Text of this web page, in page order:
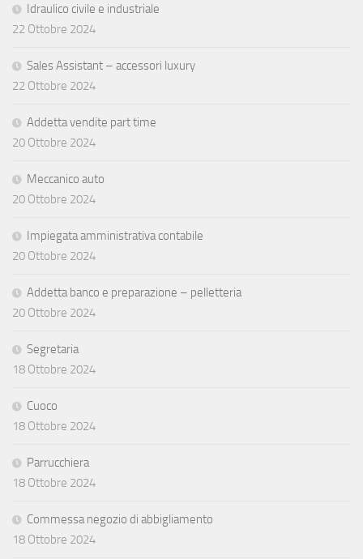
Idraulico civile e industriale
22 Ottobre 2024
Sales Assistant – accessori luxury
22 Ottobre 2024
Addetta vendite part time
20 Ottobre 2024
Meccanico auto
20 Ottobre 2024
Impiegata amministrativa contabile
20 Ottobre 2024
Addetta banco e preparazione – pelletteria
20 Ottobre 2024
Segretaria
18 Ottobre 2024
Cuoco
18 Ottobre 2024
Parrucchiera
18 Ottobre 2024
Commessa negozio di abbigliamento
18 Ottobre 2024